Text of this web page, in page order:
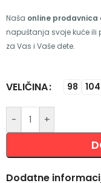
Naša online prodavnica
napuštanja svoje kuće ili
za Vas i Vaše dete.
VELIČINA 98 104
- +
Alternative:
Dodatne